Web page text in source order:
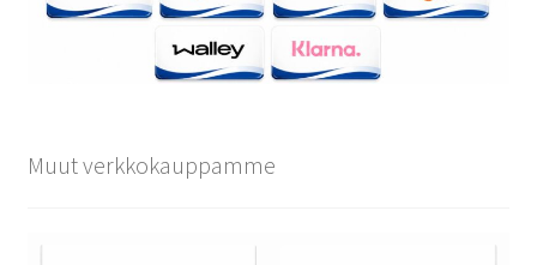
Muut verkkokauppamme